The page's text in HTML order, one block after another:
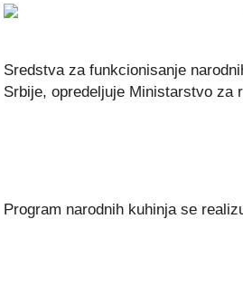
Sredstva za funkcionisanje
Srbije, opredeljuje Ministarstvo za
Program narodnih kuhinja se